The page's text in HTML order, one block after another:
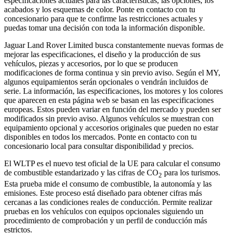
acabados y los esquemas de color. Ponte en contacto con tu
concesionario para que te confirme las restricciones actuales y
puedas tomar una decisión con toda la información disponible.
Jaguar Land Rover Limited busca constantemente nuevas formas de
mejorar las especificaciones, el diseño y la producción de sus
vehículos, piezas y accesorios, por lo que se producen
modificaciones de forma continua y sin previo aviso. Según el MY,
algunos equipamientos serán opcionales o vendrán incluidos de
serie. La información, las especificaciones, los motores y los colores
que aparecen en esta página web se basan en las especificaciones
europeas. Estos pueden variar en función del mercado y pueden ser
modificados sin previo aviso. Algunos vehículos se muestran con
equipamiento opcional y accesorios originales que pueden no estar
disponibles en todos los mercados. Ponte en contacto con tu
concesionario local para consultar disponibilidad y precios.
El WLTP es el nuevo test oficial de la UE para calcular el consumo
de combustible estandarizado y las cifras de CO2 para los turismos.
Esta prueba mide el consumo de combustible, la autonomía y las
emisiones. Este proceso está diseñado para obtener cifras más
cercanas a las condiciones reales de conducción. Permite realizar
pruebas en los vehículos con equipos opcionales siguiendo un
procedimiento de comprobación y un perfil de conducción más
estrictos.